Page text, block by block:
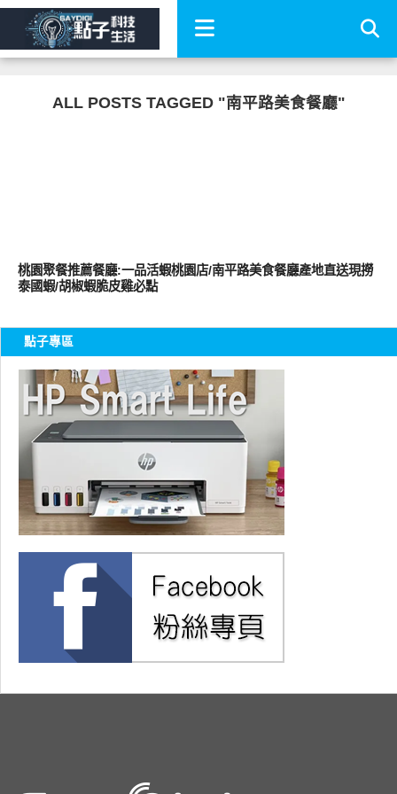
ALL POSTS TAGGED "南平路美食餐廳"
桃園聚餐推薦餐廳:一品活蝦桃園店/南平路美食餐廳產地直送現撈
泰國蝦/胡椒蝦脆皮雞必點
點子專區